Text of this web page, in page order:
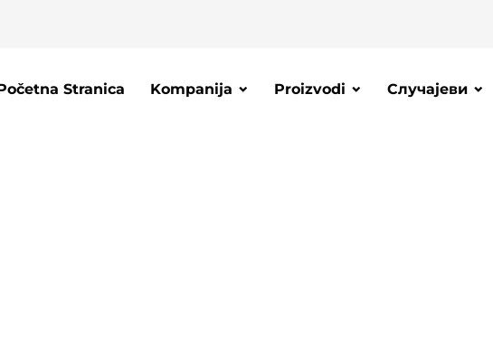
Stranica Kompanija Proizvodi Случајеви